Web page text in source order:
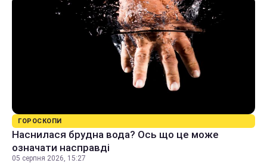
ГОРОСКОПИ
Наснилася брудна вода? Ось що це може
означати насправді
05 серпня 2026, 15:27